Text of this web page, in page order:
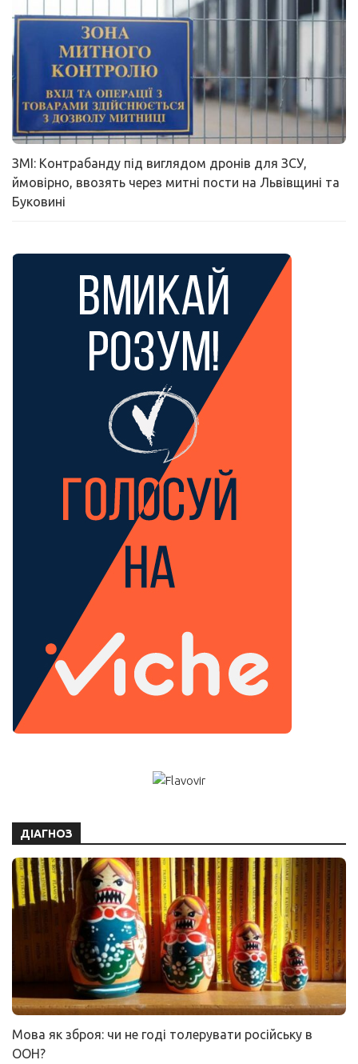
ЗМІ: Контрабанду під виглядом дронів для ЗСУ,
ймовірно, ввозять через митні пости на Львівщині та
Буковині
ДІАГНОЗ
Мова як зброя: чи не годі толерувати російську в
ООН?